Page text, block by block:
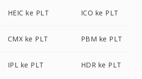
HEIC ke PLT ICO ke PLT
CMX ke PLT PBM ke PLT
IPL ke PLT HDR ke PLT